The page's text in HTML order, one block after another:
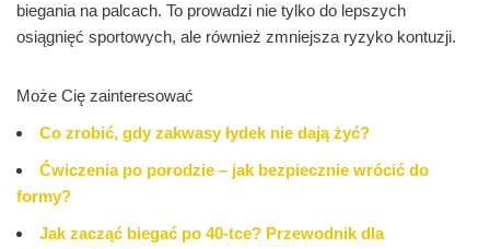
biegania na palcach. To prowadzi nie tylko do lepszych
osiągnięć sportowych, ale również zmniejsza ryzyko kontuzji.
Może Cię zainteresować
Co zrobić, gdy zakwasy łydek nie dają żyć?
Ćwiczenia po porodzie – jak bezpiecznie wrócić do
formy?
Jak zacząć biegać po 40-tce? Przewodnik dla